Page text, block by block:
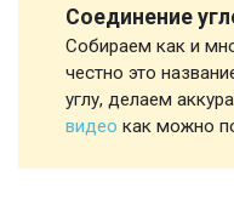
Соединение
Собираем как и
честно это
углу, делаем
видео как можно